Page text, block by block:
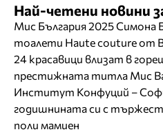
Най-четени новини
Мис България 2025 Симона
тоалети Haute couture от
24 красавици влизат в
престижната титла Мис
Институт Конфуций –
годишнината си с
поли мамиен